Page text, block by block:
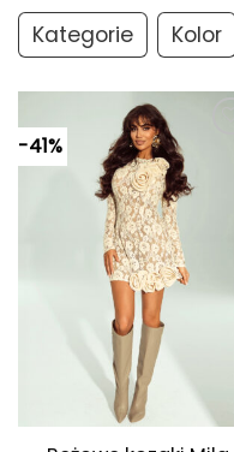
Kategorie Kolor
-41%
Dodaj do